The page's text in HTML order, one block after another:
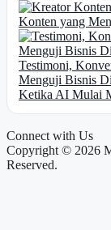
Konten yang
Testimoni,
Menguji Bisnis
Ketika AI Mulai
Connect with Us
Copyright © 2026
Reserved.